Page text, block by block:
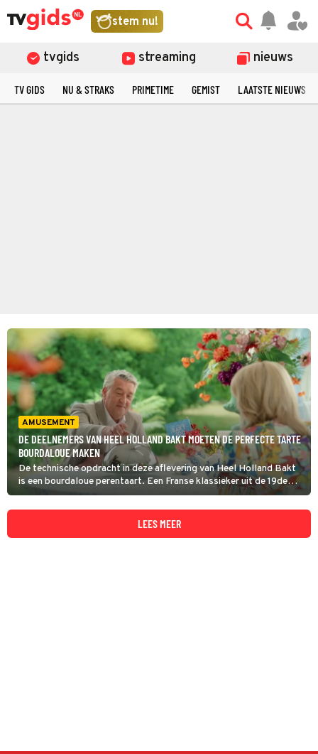
stem nu!
tvgids streaming nieuws
TV GIDS NU & STRAKS PRIMETIME GEMIST LAATSTE NIEUWS
AMUSEMENT
DE DEELNEMERS VAN HEEL HOLLAND BAKT MOETEN DE PERFECTE TARTE
BOURDALOUE MAKEN
De technische opdracht in deze aflevering van Heel Holland Bakt
is een bourdaloue perentaart. Een Franse klassieker uit de 19de
eeuw, die bedacht zou zijn door een patissier aan de rue de
Bourdaloue in Parijs. Hij maakte de taart voor zijn vrouw, de
LEES MEER